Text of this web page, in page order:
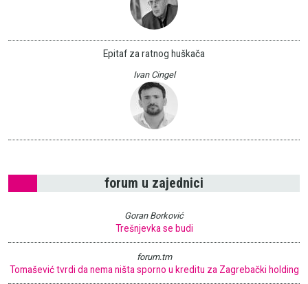
Epitaf za ratnog huškača
Ivan Cingel
forum u zajednici
Goran Borković
Trešnjevka se budi
forum.tm
Tomašević tvrdi da nema ništa sporno u kreditu za Zagrebački holding